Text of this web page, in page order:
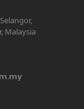
Malaysia